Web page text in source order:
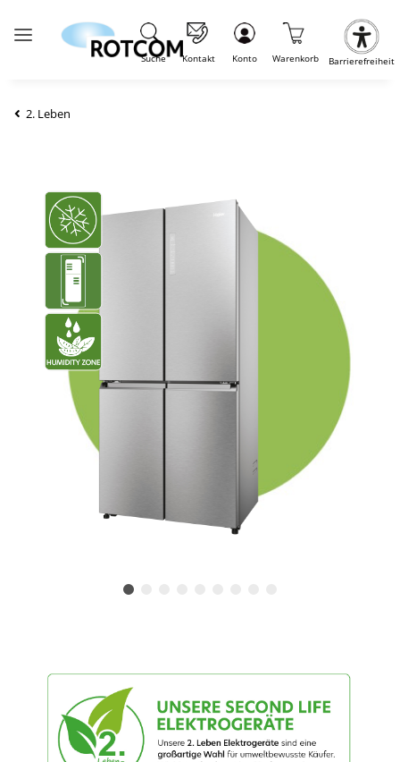
Suche Kontakt Konto Warenkorb Barrierefreiheit
2. Leben